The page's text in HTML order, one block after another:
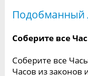
Подобманный
Соберите все
Соберите все
Часов из законов